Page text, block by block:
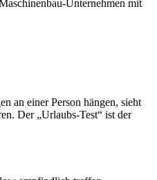
Unternehmen mit
an einer Person hängen, sieht
Der „Urlaubs-Test“ ist der